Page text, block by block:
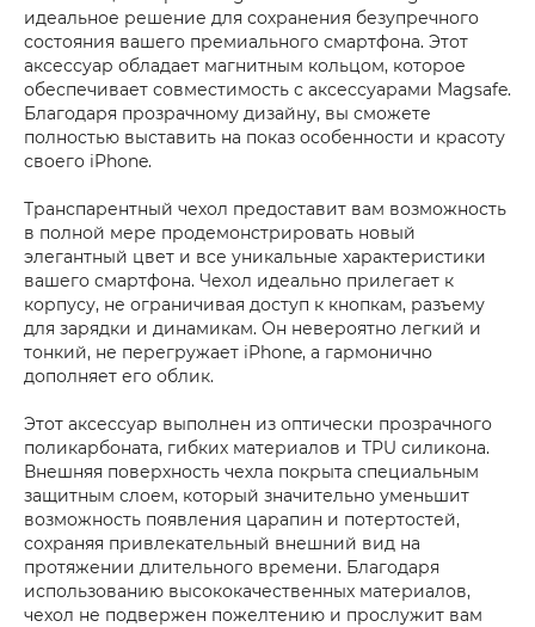
идеальное решение для сохранения безупречного
состояния вашего премиального смартфона. Этот
аксессуар обладает магнитным кольцом, которое
обеспечивает совместимость с аксессуарами Magsafe.
Благодаря прозрачному дизайну, вы сможете
полностью выставить на показ особенности и красоту
своего iPhone.
Транспарентный чехол предоставит вам возможность
в полной мере продемонстрировать новый
элегантный цвет и все уникальные характеристики
вашего смартфона. Чехол идеально прилегает к
корпусу, не ограничивая доступ к кнопкам, разъему
для зарядки и динамикам. Он невероятно легкий и
тонкий, не перегружает iPhone, а гармонично
дополняет его облик.
Этот аксессуар выполнен из оптически прозрачного
поликарбоната, гибких материалов и TPU силикона.
Внешняя поверхность чехла покрыта специальным
защитным слоем, который значительно уменьшит
возможность появления царапин и потертостей,
сохраняя привлекательный внешний вид на
протяжении длительного времени. Благодаря
использованию высококачественных материалов,
чехол не подвержен пожелтению и прослужит вам